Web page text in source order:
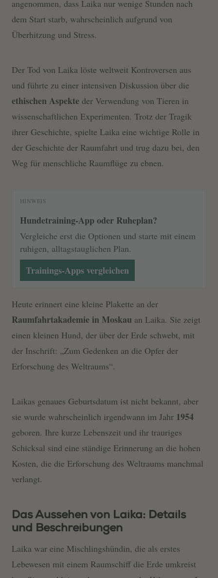
angenommen, dass Laika nur wenige Stunden nach
dem Start starb, wahrscheinlich aufgrund von
Überhitzung und Stress.
Der Tod von Laika löste weltweit Kontroversen aus
und führte zu einer intensiven Diskussion über die
ethischen Aspekte der Verwendung von Tieren in
wissenschaftlichen Experimenten. Trotz der Tragik
ihrer Geschichte, spielte Laika eine wichtige Rolle in
der Geschichte der Raumfahrt und trug dazu bei, den
Weg für menschliche Raumflüge zu ebnen.
HINWEIS
Hundetraining-App oder Ruheplan?
Vergleiche erst die Optionen und starte mit einem
ruhigen, alltagstauglichen Plan.
Trainings-Apps vergleichen
Heute erinnert eine kleine Plakette an der
Raumfahrtakademie in Moskau an Laika. Sie zeigt
einen kleinen Hund, der über der Erde schwebt, mit
der Inschrift: „Zum Gedenken an die Opfer der
Erforschung des Weltraums“.
Laikas genaues Geburtsdatum ist nicht bekannt, aber
sie wurde wahrscheinlich irgendwann im Jahr 1954
geboren. Ihre kurze Lebenszeit und ihr trauriges
Schicksal sind eine ständige Erinnerung an die hohen
Kosten, die die Erforschung des Weltraums manchmal
verlangt.
Das Aussehen von Laika: Details
und Beschreibungen
Laika war eine Mischlingshündin, die als erstes
Lebewesen mit einem Raumschiff die Erde umkreist